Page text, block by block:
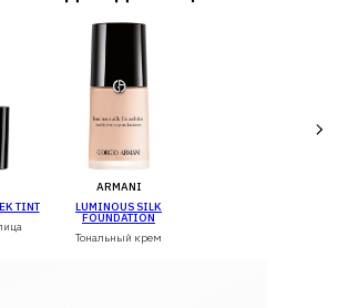
TINT
ARMANI
LUMINOUS SILK
FOUNDATION
Тональный крем